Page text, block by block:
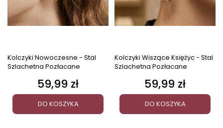
Kolczyki Nowoczesne - Stal
Szlachetna Pozłacane
Cena
59,99 zł
DO KOSZYKA
Kolczyki Wiszące Księżyc - Stal
Szlachetna Pozłacane
Cena
59,99 zł
DO KOSZYKA